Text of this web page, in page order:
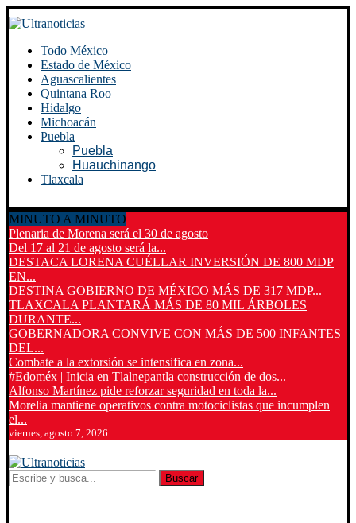
Todo México
Estado de México
Aguascalientes
Quintana Roo
Hidalgo
Michoacán
Puebla
Puebla
Huauchinango
Tlaxcala
MINUTO A MINUTO
Plenaria de Morena será el 30 de agosto
Del 17 al 21 de agosto será la...
DESTACA LORENA CUÉLLAR INVERSIÓN DE 800 MDP
EN...
DESTINA GOBIERNO DE MÉXICO MÁS DE 317 MDP...
TLAXCALA PLANTARÁ MÁS DE 80 MIL ÁRBOLES
DURANTE...
GOBERNADORA CONVIVE CON MÁS DE 500 INFANTES
DEL...
Combate a la extorsión se intensifica en zona...
#Edoméx | Inicia en Tlalnepantla construcción de dos...
Alfonso Martínez pide reforzar seguridad en toda la...
Morelia mantiene operativos contra motociclistas que incumplen
el...
viernes, agosto 7, 2026
Buscar